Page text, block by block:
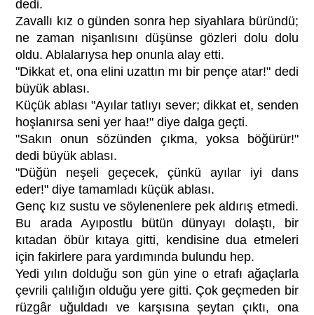
dedi.
Zavallı kız o günden sonra hep siyahlara büründü;
ne zaman nişanlısını düşünse gözleri dolu dolu
oldu. Ablalarıysa hep onunla alay etti.
"Dikkat et, ona elini uzattın mı bir pençe atar!" dedi
büyük ablası.
Küçük ablası "Ayılar tatlıyı sever; dikkat et, senden
hoşlanırsa seni yer haa!" diye dalga geçti.
"Sakın onun sözünden çıkma, yoksa böğürür!"
dedi büyük ablası.
"Düğün neşeli geçecek, çünkü ayılar iyi dans
eder!" diye tamamladı küçük ablası.
Genç kız sustu ve söylenenlere pek aldırış etmedi.
Bu arada Ayıpostlu bütün dünyayı dolaştı, bir
kıtadan öbür kıtaya gitti, kendisine dua etmeleri
için fakirlere para yardımında bulundu hep.
Yedi yılın dolduğu son gün yine o etrafı ağaçlarla
çevrili çalılığın olduğu yere gitti. Çok geçmeden bir
rüzgâr uğuldadı ve karşısına şeytan çıktı, ona